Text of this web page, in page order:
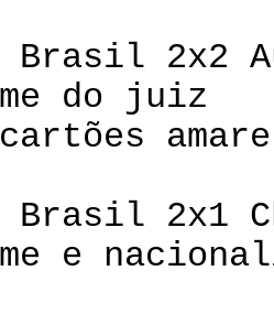
Brasil 2x2
do juiz
Brasil 2x1
e